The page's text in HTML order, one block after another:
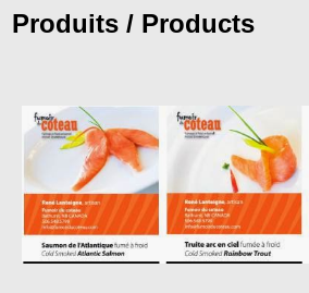
Produits / Products